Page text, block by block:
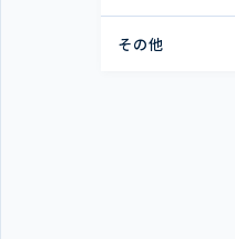
その他